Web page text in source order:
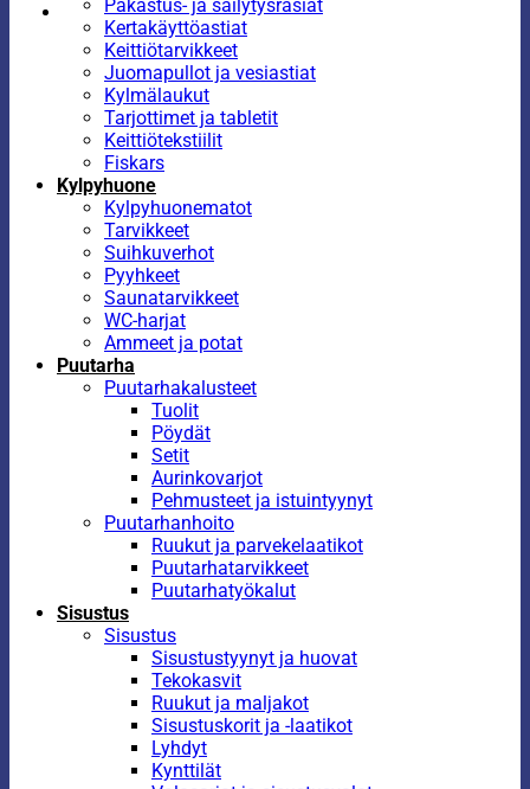
Pakastus- ja säilytysrasiat
Kertakäyttöastiat
Keittiötarvikkeet
Juomapullot ja vesiastiat
Kylmälaukut
Tarjottimet ja tabletit
Keittiötekstiilit
Fiskars
Kylpyhuone
Kylpyhuonematot
Tarvikkeet
Suihkuverhot
Pyyhkeet
Saunatarvikkeet
WC-harjat
Ammeet ja potat
Puutarha
Puutarhakalusteet
Tuolit
Pöydät
Setit
Aurinkovarjot
Pehmusteet ja istuintyynyt
Puutarhanhoito
Ruukut ja parvekelaatikot
Puutarhatarvikkeet
Puutarhatyökalut
Sisustus
Sisustus
Sisustustyynyt ja huovat
Tekokasvit
Ruukut ja maljakot
Sisustuskorit ja -laatikot
Lyhdyt
Kynttilät